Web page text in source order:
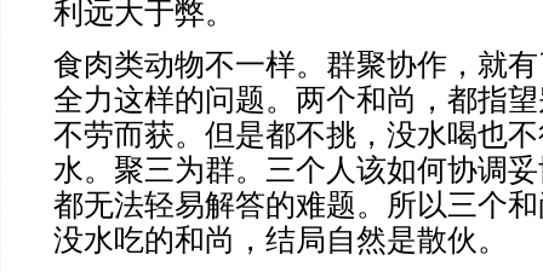
利远大于弊。
食肉类动物不一样。群聚协作，就
全力这样的问题。两个和尚，都指
不劳而获。但是都不挑，没水喝也
水。聚三为群。三个人该如何协调
都无法轻易解答的难题。所以三个
没水吃的和尚，结局自然是散伙。